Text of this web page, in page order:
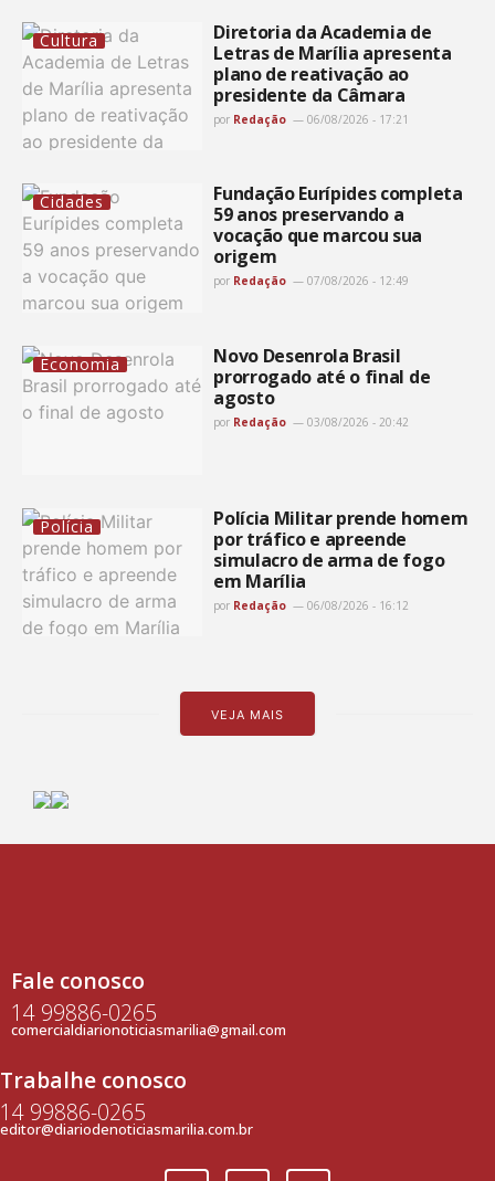
Cultura
Diretoria da Academia de
Letras de Marília apresenta
plano de reativação ao
presidente da Câmara
por Redação 06/08/2026 - 17:21
Cidades
Fundação Eurípides completa
59 anos preservando a
vocação que marcou sua
origem
por Redação 07/08/2026 - 12:49
Economia
Novo Desenrola Brasil
prorrogado até o final de
agosto
por Redação 03/08/2026 - 20:42
Polícia
Polícia Militar prende homem
por tráfico e apreende
simulacro de arma de fogo
em Marília
por Redação 06/08/2026 - 16:12
VEJA MAIS
Fale conosco
14 99886-0265
comercialdiarionoticiasmarilia@gmail.com
Trabalhe conosco
14 99886-0265
editor@diariodenoticiasmarilia.com.br